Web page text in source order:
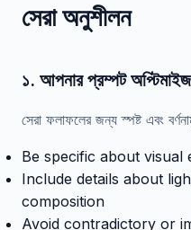
সেরা অনুশীলন
১. আপনার প্রম্পট
সেরা ফলাফলের জন্য স্পষ্ট এবং
Be specific about visual
Include details about
composition
Avoid contradictory or